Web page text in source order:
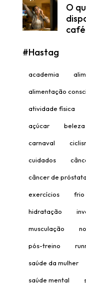
O
#Hastag
academia
alimentação
atividade física
açúcar beleza
carnaval
cuidados
câncer de próstata
exercícios frio
hidratação
musculação
pós-treino
saúde da mulher
saúde mental